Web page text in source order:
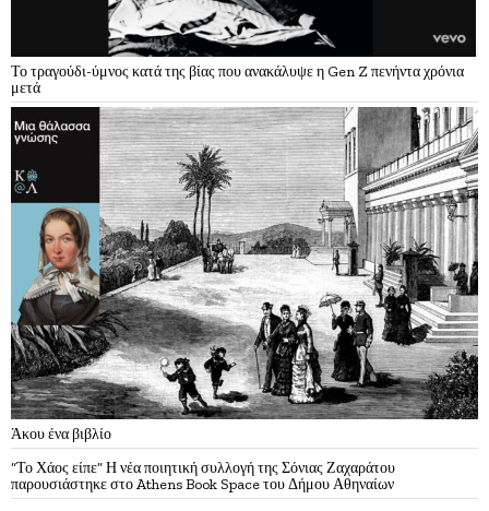
Το τραγούδι-ύμνος κατά της βίας που ανακάλυψε η Gen Z πενήντα χρόνια
μετά
Άκου ένα βιβλίο
“Το Χάος είπε” Η νέα ποιητική συλλογή της Σόνιας Ζαχαράτου
παρουσιάστηκε στο Athens Book Space του Δήμου Αθηναίων